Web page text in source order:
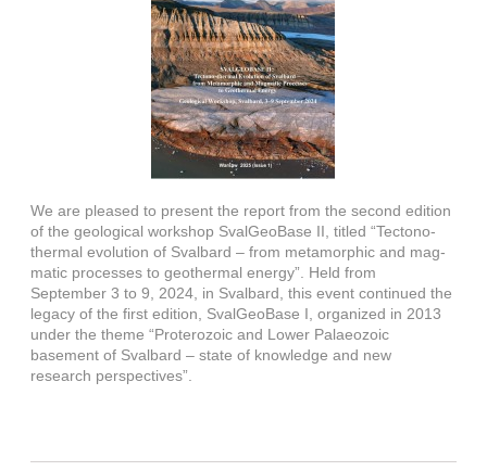
We are pleased to present the report from the second edition
of the geological workshop SvalGeoBase II, titled “Tectono-
thermal evolution of Svalbard – from metamorphic and mag-
matic processes to geothermal energy”. Held from
September 3 to 9, 2024, in Svalbard, this event continued the
legacy of the first edition, SvalGeoBase I, organized in 2013
under the theme “Proterozoic and Lower Palaeozoic
basement of Svalbard – state of knowledge and new
research perspectives”.